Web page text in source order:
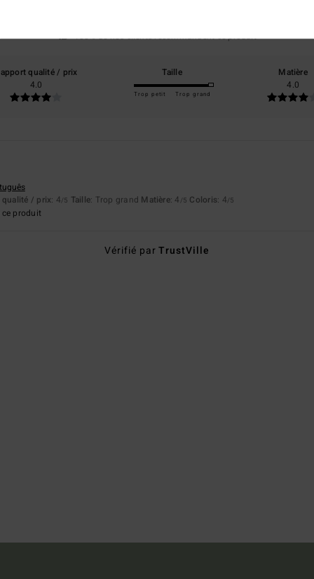
100% de nos clients recommandent ce produit
qualité / prix
4.0
Taille
Trop petit Trop grand
Matière
4.0
qualité / prix: 4/5 Taille: Trop grand Matière: 4 /5 Coloris: 4/5
produit
Vérifié parTrustVille